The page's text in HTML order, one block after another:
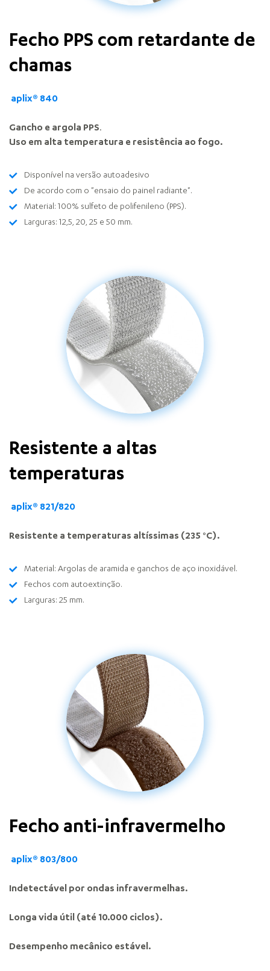
Fecho PPS com retardante de
chamas
aplix® 840
Gancho e argola PPS.
Uso em alta temperatura e resistência ao fogo.
Disponível na versão autoadesivo
De acordo com o "ensaio do painel radiante".
Material: 100% sulfeto de polifenileno (PPS).
Larguras: 12,5, 20, 25 e 50 mm.
Resistente a altas
temperaturas
aplix® 821/820
Resistente a temperaturas altíssimas (235 °C).
Material: Argolas de aramida e ganchos de aço inoxidável.
Fechos com autoextinção.
Larguras: 25 mm.
Fecho anti-infravermelho
aplix® 803/800
Indetectável por ondas infravermelhas.
Longa vida útil (até 10.000 ciclos).
Desempenho mecânico estável.